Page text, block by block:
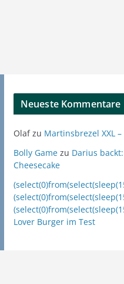
Neueste Kommentare
Olafzu Martinsbrezel XXL –
Bolly Gamezu Darius
Cheesecake
Lover Burger im Test